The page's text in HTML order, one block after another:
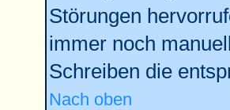
Störungen
immer noch
Schreiben die
Nach oben